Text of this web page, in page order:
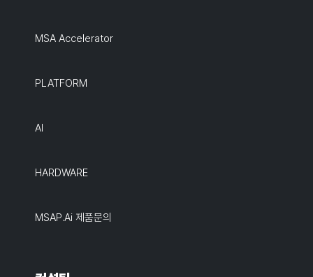
MSA Accelerator
PLATFORM
AI
HARDWARE
MSAP.ai 제품문의